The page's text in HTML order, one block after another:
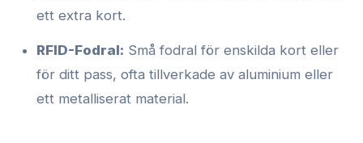
ett extra kort.
RFID-Fodral: Små fodral för enskilda kort eller
för ditt pass, ofta tillverkade av aluminium eller
ett metalliserat material.